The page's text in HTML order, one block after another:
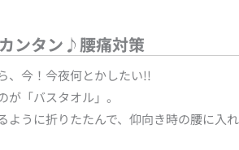
ンタン♪腰痛対策
、今！今夜何とかしたい!!
「バスタオル」。
ように折りたたんで、仰向き時の腰に入れ